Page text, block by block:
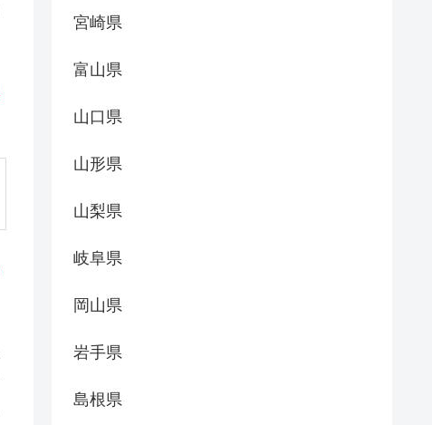
宮崎県
富山県
山口県
山形県
山梨県
岐阜県
岡山県
岩手県
島根県